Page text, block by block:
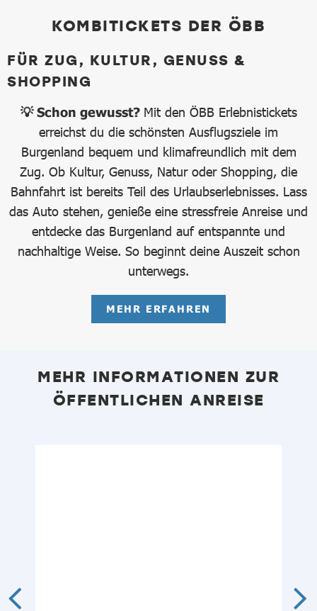
KOMBITICKETS DER ÖBB
FÜR ZUG, KULTUR, GENUSS &
SHOPPING
💡 Schon gewusst? Mit den ÖBB Erlebnistickets
erreichst du die schönsten Ausflugsziele im
Burgenland bequem und klimafreundlich mit dem
Zug. Ob Kultur, Genuss, Natur oder Shopping, die
Bahnfahrt ist bereits Teil des Urlaubserlebnisses. Lass
das Auto stehen, genieße eine stressfreie Anreise und
entdecke das Burgenland auf entspannte und
nachhaltige Weise. So beginnt deine Auszeit schon
unterwegs.
MEHR ERFAHREN
MEHR INFORMATIONEN ZUR
ÖFFENTLICHEN ANREISE